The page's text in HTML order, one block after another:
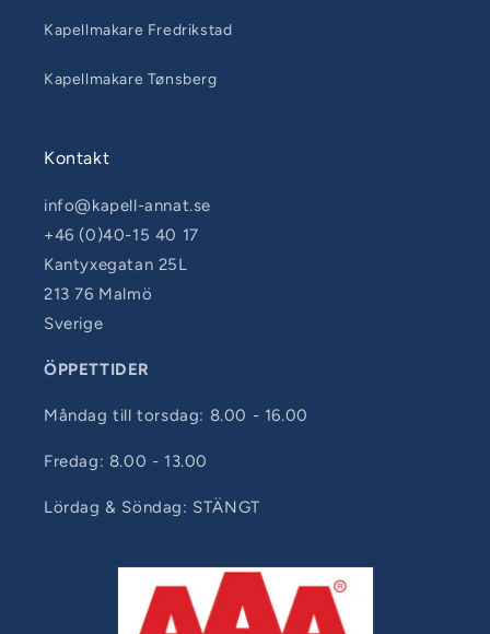
Kapellmakare Fredrikstad
Kapellmakare Tønsberg
Kontakt
info@kapell-annat.se
+46 (0)40-15 40 17
Kantyxegatan 25L
213 76 Malmö
Sverige
ÖPPETTIDER
Måndag till torsdag: 8.00 - 16.00
Fredag: 8.00 - 13.00
Lördag & Söndag: STÄNGT